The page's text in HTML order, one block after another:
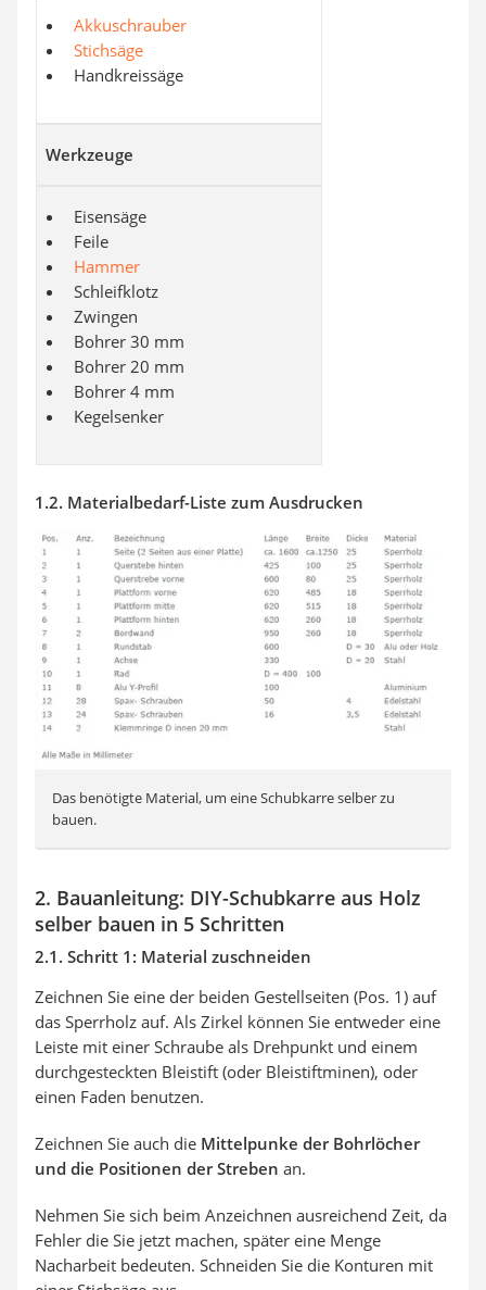
Akkuschrauber
Stichsäge
Handkreissäge
Werkzeuge
Eisensäge
Feile
Hammer
Schleifklotz
Zwingen
Bohrer 30 mm
Bohrer 20 mm
Bohrer 4 mm
Kegelsenker
1.2. Materialbedarf-Liste zum Ausdrucken
Das benötigte Material, um eine Schubkarre selber zu
bauen.
2. Bauanleitung: DIY-Schubkarre aus Holz
selber bauen in 5 Schritten
2.1. Schritt 1: Material zuschneiden
Zeichnen Sie eine der beiden Gestellseiten (Pos. 1) auf
das Sperrholz auf. Als Zirkel können Sie entweder eine
Leiste mit einer Schraube als Drehpunkt und einem
durchgesteckten Bleistift (oder Bleistiftminen), oder
einen Faden benutzen.
Zeichnen Sie auch die Mittelpunke der Bohrlöcher
und die Positionen der Streben an.
Nehmen Sie sich beim Anzeichnen ausreichend Zeit, da
Fehler die Sie jetzt machen, später eine Menge
Nacharbeit bedeuten. Schneiden Sie die Konturen mit